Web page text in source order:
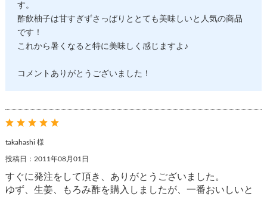
す。
酢飲柚子は甘すぎずさっぱりととても美味しいと人気の商品
です！
これから暑くなると特に美味しく感じますよ♪
コメントありがとうございました！
takahashi 様
投稿日：2011年08月01日
すぐに発注をして頂き、ありがとうございました。
ゆず、生姜、もろみ酢を購入しましたが、一番おいしいと